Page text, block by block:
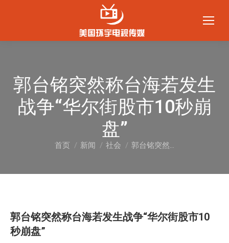
郭台铭突然称台海若发生
战争“华尔街股市10秒崩
盘”
您在这里：
首页 新闻 社会 郭台铭突然…
郭台铭突然称台海若发生战争“华尔街股市10
秒崩盘”